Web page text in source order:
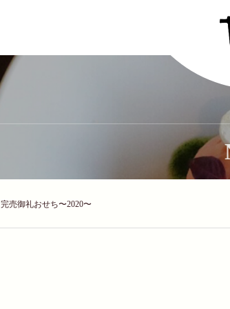
完売御礼おせち〜2020〜